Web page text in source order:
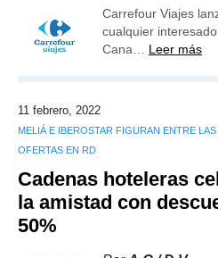
Carrefour Viajes
cualquier
Cana… Leer más
11 febrero, 2022
MELIÁ E IBEROSTAR FIGURAN ENTRE
OFERTAS EN RD
Cadenas hoteleras
la amistad con
50%